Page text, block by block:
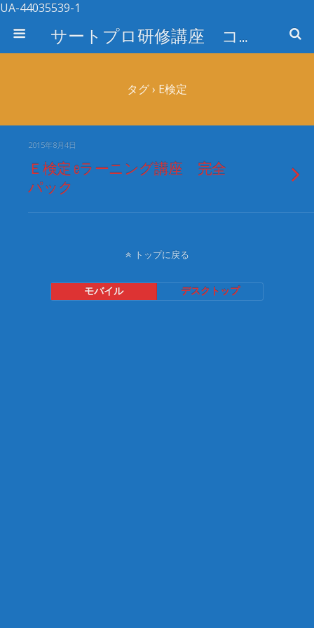
UA-44035539-1
サートプロ研修講座 コース検索
タグ › E検定
2015年8月4日
Ｅ検定 eラーニング講座 完全
パック
トップに戻る
モバイル デスクトップ